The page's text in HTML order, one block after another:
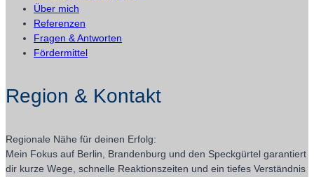
Über mich
Referenzen
Fragen & Antworten
Fördermittel
Region & Kontakt
Regionale Nähe für deinen Erfolg:
Mein Fokus auf Berlin, Brandenburg und den Speckgürtel garantiert
dir kurze Wege, schnelle Reaktionszeiten und ein tiefes Verständnis